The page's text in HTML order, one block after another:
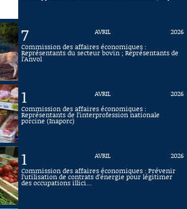
7 AVRIL
2026
Commission des affaires économiques :
Représentants du secteur bovin ; Représentants de
l’Anvol
1 AVRIL
2026
Commission des affaires économiques :
Représentants de l’interprofession nationale
porcine (Inaporc)
1 AVRIL
2026
Commission des affaires économiques : Prévenir
l’utilisation de contrats d’énergie pour légitimer
des occupations illici...